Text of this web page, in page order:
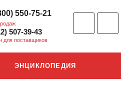
550-75-21
507-39-43
для поставщиков
ЭНЦИКЛОПЕДИЯ